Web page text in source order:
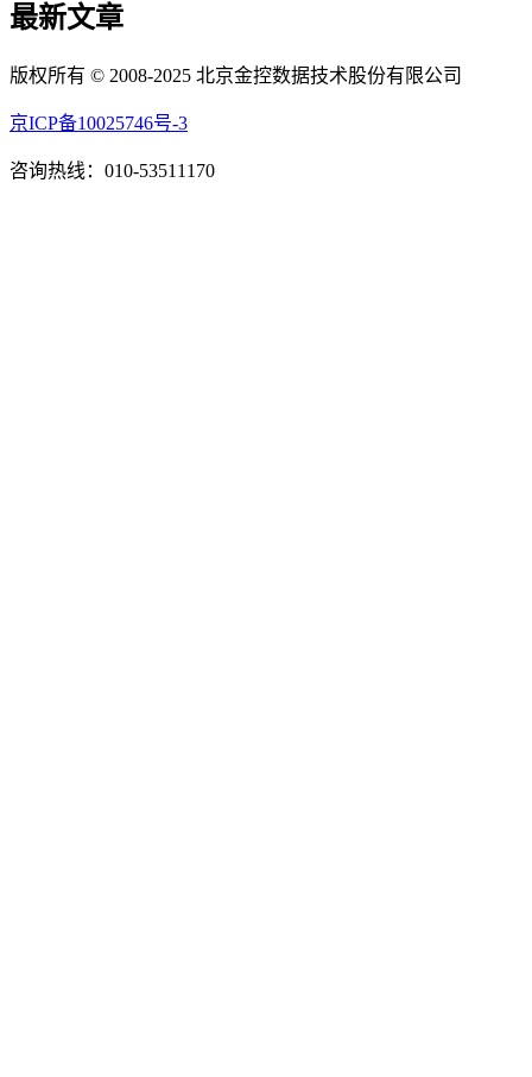
最新文章
版权所有 © 2008-2025 北京金控数据技术股份有限公司
京ICP备10025746号-3
咨询热线：010-53511170